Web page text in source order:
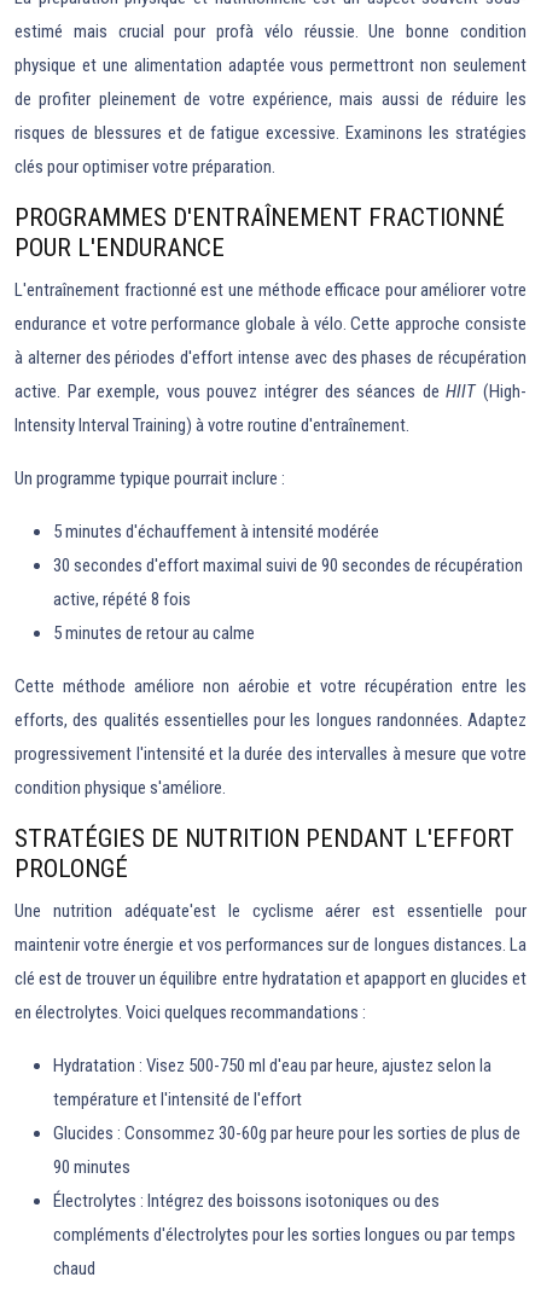
estimé mais crucial pour profà vélo réussie. Une bonne condition
physique et une alimentation adaptée vous permettront non seulement
de profiter pleinement de votre expérience, mais aussi de réduire les
risques de blessures et de fatigue excessive. Examinons les stratégies
clés pour optimiser votre préparation.
PROGRAMMES D'ENTRAÎNEMENT FRACTIONNÉ
POUR L'ENDURANCE
L'entraînement fractionné est une méthode efficace pour améliorer votre
endurance et votre performance globale à vélo. Cette approche consiste
à alterner des périodes d'effort intense avec des phases de récupération
active. Par exemple, vous pouvez intégrer des séances deHIIT(High-
Intensity Interval Training) à votre routine d'entraînement.
Un programme typique pourrait inclure :
5 minutes d'échauffement à intensité modérée
30 secondes d'effort maximal suivi de 90 secondes de récupération
active, répété 8 fois
5 minutes de retour au calme
Cette méthode améliore non aérobie et votre récupération entre les
efforts, des qualités essentielles pour les longues randonnées. Adaptez
progressivement l'intensité et la durée des intervalles à mesure que votre
condition physique s'améliore.
STRATÉGIES DE NUTRITION PENDANT L'EFFORT
PROLONGÉ
Une nutrition adéquate'est le cyclisme aérer est essentielle pour
maintenir votre énergie et vos performances sur de longues distances. La
clé est de trouver un équilibre entre hydratation et apapport en glucides et
en électrolytes. Voici quelques recommandations :
Hydratation : Visez 500-750 ml d'eau par heure, ajustez selon la
température et l'intensité de l'effort
Glucides : Consommez 30-60g par heure pour les sorties de plus de
90 minutes
Électrolytes : Intégrez des boissons isotoniques ou des
compléments d'électrolytes pour les sorties longues ou par temps
chaud